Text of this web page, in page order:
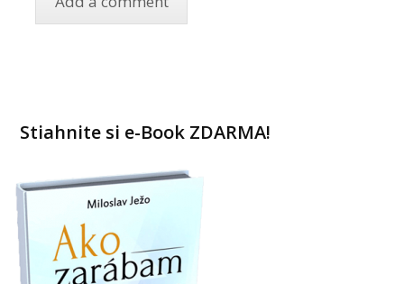
Stiahnite si e-Book ZDARMA!